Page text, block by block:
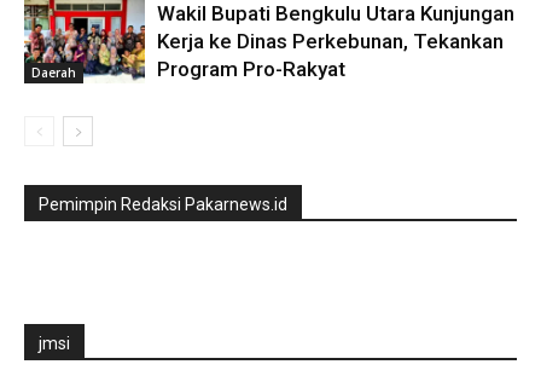
Daerah
Wakil Bupati Bengkulu Utara Kunjungan
Kerja ke Dinas Perkebunan, Tekankan
Program Pro-Rakyat
Pemimpin Redaksi Pakarnews.id
jmsi